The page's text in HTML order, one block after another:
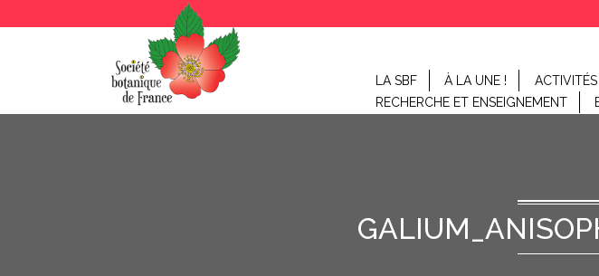
LA SBF À LA UNE ! ACTIVITÉS
RECHERCHE ET ENSEIGNEMENT